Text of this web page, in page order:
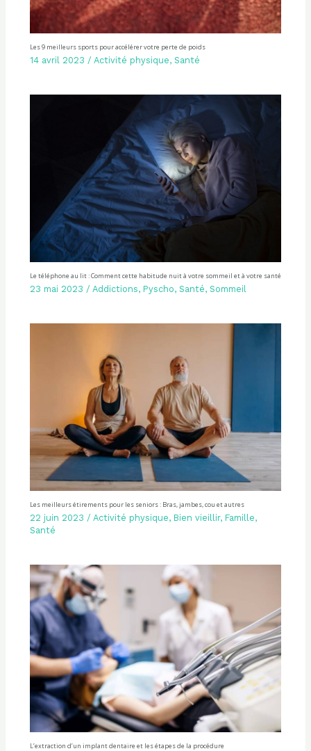
Les 9 meilleurs sports pour accélérer votre perte de poids
14 avril 2023 / Activité physique, Santé
Le téléphone au lit : Comment cette habitude nuit à votre sommeil et à votre santé
23 mai 2023 / Addictions, Pyscho, Santé, Sommeil
Les meilleurs étirements pour les seniors : Bras, jambes, cou et autres
22 juin 2023 / Activité physique, Bien vieillir, Famille,
Santé
L’extraction d’un implant dentaire et les étapes de la procédure